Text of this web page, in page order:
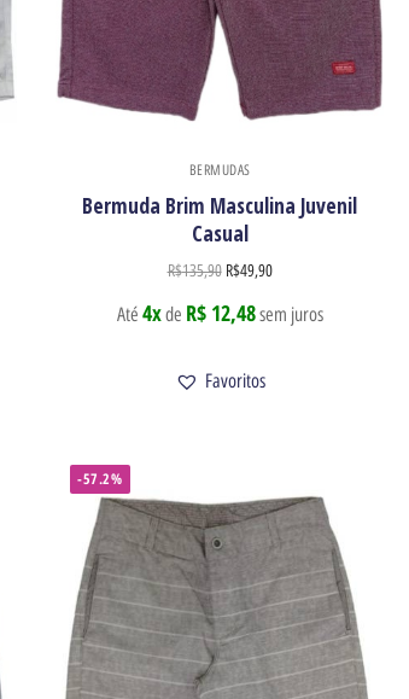
BERMUDAS
Bermuda Brim Masculina Juvenil
Casual
R$135,90 R$49,90
Até 4xde R$ 12,48sem juros
Favoritos
-57.2%